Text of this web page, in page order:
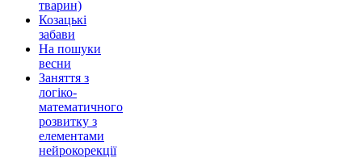
тварин)
Козацькі
забави
На пошуки
весни
Заняття з
логіко-
математичного
розвитку з
елементами
нейрокорекції